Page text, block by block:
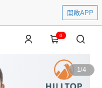
開啟APP
0
1/4